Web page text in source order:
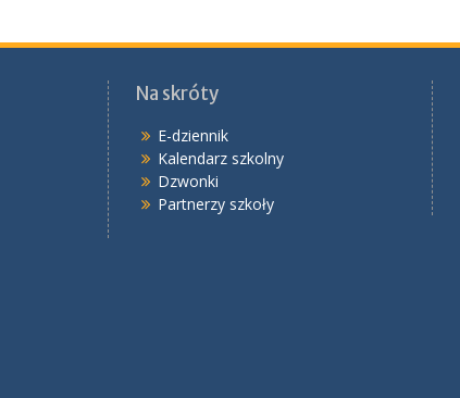
Na skróty
E-dziennik
Kalendarz szkolny
Dzwonki
Partnerzy szkoły